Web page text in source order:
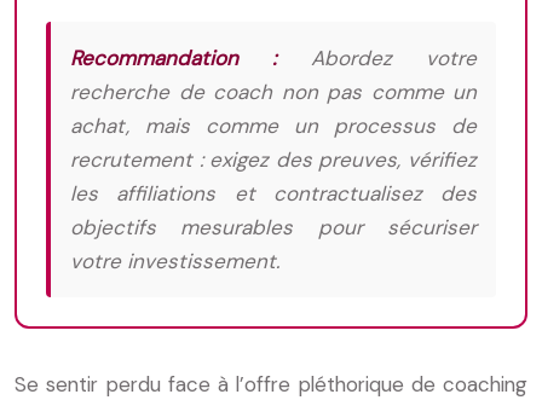
Recommandation :Abordez votre
recherche de coach non pas comme un
achat, mais comme un processus de
recrutement : exigez des preuves, vérifiez
les affiliations et contractualisez des
objectifs mesurables pour sécuriser
votre investissement.
Se sentir perdu face à l’offre pléthorique de coaching